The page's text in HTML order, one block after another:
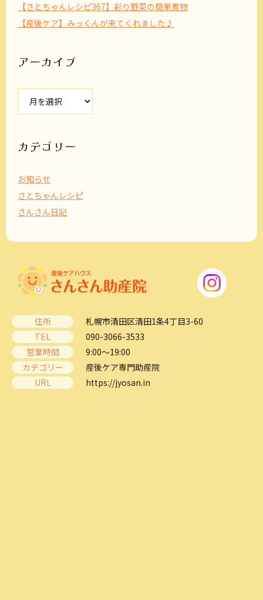
【さとちゃんレシピ367】彩り野菜の簡単煮物
【産後ケア】みっくんが来てくれました♪
アーカイブ
ブ
カテゴリー
お知らせ
さとちゃんレシピ
さんさん日記
住所
札幌市清田区清田1条4丁目3-60
TEL
090-3066-3533
営業時間
9:00～19:00
カテゴリー
産後ケア専門助産院
URL
https://jyosan.in